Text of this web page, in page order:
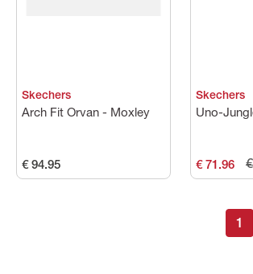
Skechers
Arch Fit Orvan - Moxley
€ 94.95
Skechers
Uno-
€ 71.96
1